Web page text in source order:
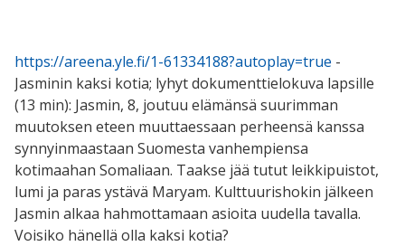
https://areena.yle.fi/1-61334188?autoplay=true -
Jasminin kaksi kotia; lyhyt dokumenttielokuva lapsille
(13 min): Jasmin, 8, joutuu elämänsä suurimman
muutoksen eteen muuttaessaan perheensä kanssa
synnyinmaastaan Suomesta vanhempiensa
kotimaahan Somaliaan. Taakse jää tutut leikkipuistot,
lumi ja paras ystävä Maryam. Kulttuurishokin jälkeen
Jasmin alkaa hahmottamaan asioita uudella tavalla.
Voisiko hänellä olla kaksi kotia?